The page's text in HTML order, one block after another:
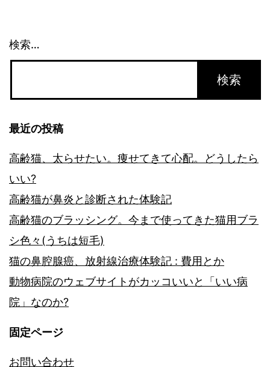
ン
検索…
最近の投稿
高齢猫、太らせたい。痩せてきて心配。どうしたら
いい?
高齢猫が鼻炎と診断された体験記
高齢猫のブラッシング。今まで使ってきた猫用ブラ
シ色々(うちは短毛)
猫の鼻腔腺癌、放射線治療体験記 : 費用とか
動物病院のウェブサイトがカッコいいと「いい病
院」なのか?
固定ページ
お問い合わせ